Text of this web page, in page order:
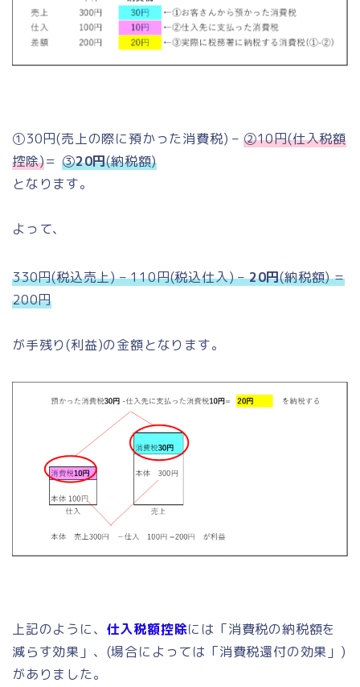
①30円(売上の際に預かった消費税) – ②10円(仕入税額
控除)＝③20円(納税額)
となります。
よって、
330円(税込売上) – 110円(税込仕入) –20円(納税額) =
200円
が手残り(利益)の金額となります。
上記のように、 仕入税額控除には「消費税の納税額を
減らす効果」、(場合によっては「消費税還付の効果」)
がありました。